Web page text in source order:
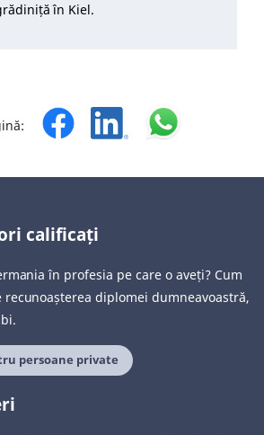
în Kiel.
calificați
în profesia pe care o aveți? Cum
diplomei dumneavoastră,
persoane private